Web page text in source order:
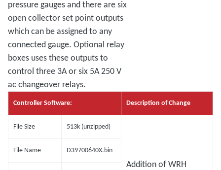
pressure gauges and there are six
open collector set point outputs
which can be assigned to any
connected gauge. Optional relay
boxes uses these outputs to
control three 3A or six 5A 250 V
ac changeover relays.
Controller Software: Description of Change
File Size 513k (unzipped)
Addition of WRH
File Name D39700640X.bin